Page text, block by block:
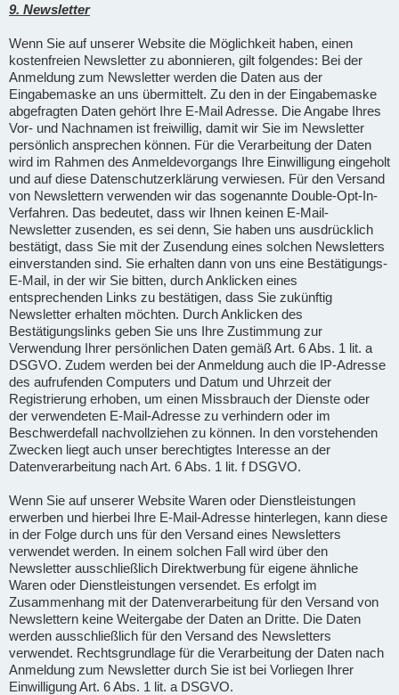
9. Newsletter
Wenn Sie auf unserer Website die Möglichkeit haben, einen
kostenfreien Newsletter zu abonnieren, gilt folgendes: Bei der
Anmeldung zum Newsletter werden die Daten aus der
Eingabemaske an uns übermittelt. Zu den in der Eingabemaske
abgefragten Daten gehört Ihre E-Mail Adresse. Die Angabe Ihres
Vor- und Nachnamen ist freiwillig, damit wir Sie im Newsletter
persönlich ansprechen können. Für die Verarbeitung der Daten
wird im Rahmen des Anmeldevorgangs Ihre Einwilligung eingeholt
und auf diese Datenschutzerklärung verwiesen. Für den Versand
von Newslettern verwenden wir das sogenannte Double-Opt-In-
Verfahren. Das bedeutet, dass wir Ihnen keinen E-Mail-
Newsletter zusenden, es sei denn, Sie haben uns ausdrücklich
bestätigt, dass Sie mit der Zusendung eines solchen Newsletters
einverstanden sind. Sie erhalten dann von uns eine Bestätigungs-
E-Mail, in der wir Sie bitten, durch Anklicken eines
entsprechenden Links zu bestätigen, dass Sie zukünftig
Newsletter erhalten möchten. Durch Anklicken des
Bestätigungslinks geben Sie uns Ihre Zustimmung zur
Verwendung Ihrer persönlichen Daten gemäß Art. 6 Abs. 1 lit. a
DSGVO. Zudem werden bei der Anmeldung auch die IP-Adresse
des aufrufenden Computers und Datum und Uhrzeit der
Registrierung erhoben, um einen Missbrauch der Dienste oder
der verwendeten E-Mail-Adresse zu verhindern oder im
Beschwerdefall nachvollziehen zu können. In den vorstehenden
Zwecken liegt auch unser berechtigtes Interesse an der
Datenverarbeitung nach Art. 6 Abs. 1 lit. f DSGVO.
Wenn Sie auf unserer Website Waren oder Dienstleistungen
erwerben und hierbei Ihre E-Mail-Adresse hinterlegen, kann diese
in der Folge durch uns für den Versand eines Newsletters
verwendet werden. In einem solchen Fall wird über den
Newsletter ausschließlich Direktwerbung für eigene ähnliche
Waren oder Dienstleistungen versendet. Es erfolgt im
Zusammenhang mit der Datenverarbeitung für den Versand von
Newslettern keine Weitergabe der Daten an Dritte. Die Daten
werden ausschließlich für den Versand des Newsletters
verwendet. Rechtsgrundlage für die Verarbeitung der Daten nach
Anmeldung zum Newsletter durch Sie ist bei Vorliegen Ihrer
Einwilligung Art. 6 Abs. 1 lit. a DSGVO.